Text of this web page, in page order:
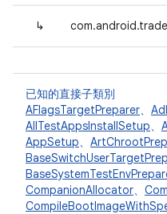
↳
已知的直接子類別
AFlagsTargetPreparer、
AllTestAppsInstallSetup、
AppSetup、
CompanionAllocator、